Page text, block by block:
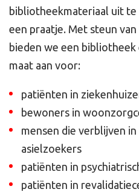
bibliotheekmateriaal uit
een praatje. Met steun
bieden we een
maat aan voor:
patiënten in
bewoners in
mensen die verblijven
asielzoekers
patiënten in
patiënten in